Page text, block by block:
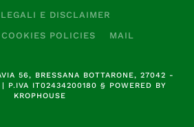
E DISCLAIMER
POLICIES
MAIL
56, BRESSANA BOTTARONE, 27042 -
| P.IVA IT02434200180 § POWERED BY
KROPHOUSE